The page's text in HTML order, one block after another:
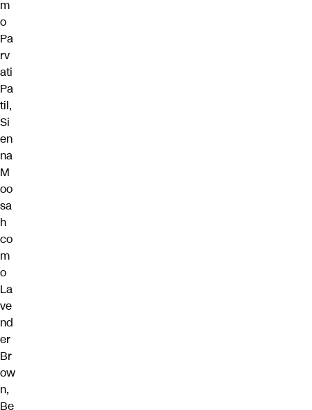
m
o
Pa
rv
ati
Pa
til,
Si
en
na
M
oo
sa
h
co
m
o
La
ve
nd
er
Br
ow
n,
Be